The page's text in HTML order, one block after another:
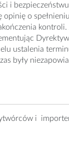
i
o
ustalenia
były
i